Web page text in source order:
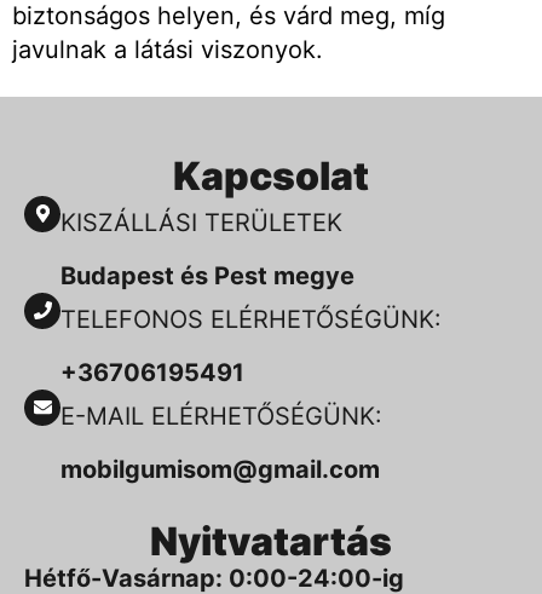
biztonságos helyen, és várd meg, míg
javulnak a látási viszonyok.
Kapcsolat
KISZÁLLÁSI TERÜLETEK
Budapest és Pest megye
TELEFONOS ELÉRHETŐSÉGÜNK:
+36706195491
E-MAIL ELÉRHETŐSÉGÜNK:
mobilgumisom@gmail.com
Nyitvatartás
Hétfő-Vasárnap: 0:00-24:00-ig